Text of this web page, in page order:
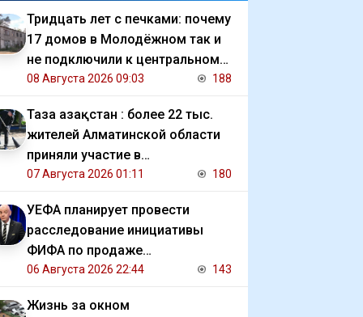
Тридцать лет с печками: почему
17 домов в Молодёжном так и
не подключили к центральному
отоплению
08 Августа 2026 09:03 188
Таза Қазақстан : более 22 тыс.
жителей Алматинской области
приняли участие в
экологической акции
07 Августа 2026 01:11 180
УЕФА планирует провести
расследование инициативы
ФИФА по продаже
коммерческих прав на ЧМ
06 Августа 2026 22:44 143
Жизнь за окном